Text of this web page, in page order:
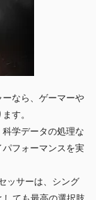
なら、ゲーマーや
す。
学データの処理な
フォーマンスを実
ッサーは、シング